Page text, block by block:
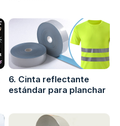
6. Cinta reflectante
estándar para planchar